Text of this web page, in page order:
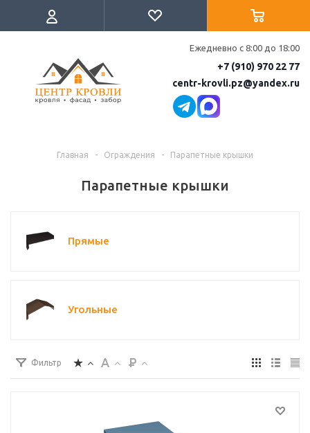
Ежедневно с 8:00 до 18:00
+7 (910) 970 22 77
centr-krovli.pz@yandex.ru
Главная - Ограждения - Парапетные крышки
Парапетные крышки
Прямые
Угольные
Фильтр